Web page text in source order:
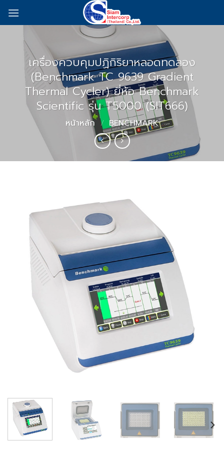
เครื่องควบคุมปฏิกิริยาหลอดทดลอง
(Benchmark TC 9639 Gradient
Thermal Cycler) ยี่ห้อ Benchmark
Scientific รุ่น T5000 (SIT666)
หน้าหลัก / BENCHMARK